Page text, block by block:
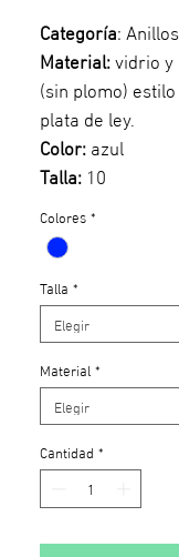
Categoría: Anillos
Material:vidrio
(sin plomo)
plata de ley.
Color:azul
Talla:10
Colores*
Talla *
Elegir
Material*
Elegir
Cantidad *